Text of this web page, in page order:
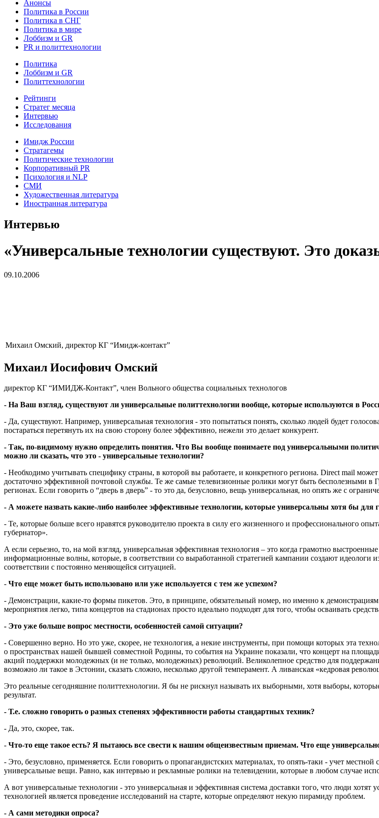
Анонсы
Политика в России
Политика в СНГ
Политика в мире
Лоббизм и GR
PR и политтехнологии
Политика
Лоббизм и GR
Политтехнологии
Рейтинги
Стратег месяца
Интервью
Исследования
Имидж России
Стратагемы
Политические технологии
Корпоративный PR
Психология и NLP
СМИ
Художественная литература
Иностранная литература
Интервью
«Универсальные технологии существуют. Это
09.10.2006
Михаил Омский, директор КГ “Имидж-контакт”
Михаил Иосифович Омский
директор КГ “ИМИДЖ-Контакт”, член Вольного общества социальных технологов
- На Ваш взгляд, существуют ли универсальные политтехнологии вообще, которые используются в
- Да, существуют. Например, универсальная технология - это попытаться понять, сколько людей будет
постараться перетянуть их на свою сторону более эффективно, нежели это делает конкурент.
- Так, по-видимому нужно определить понятия. Что Вы вообще понимаете под универсальными
можно ли сказать, что это - универсальные технологии?
- Необходимо учитывать специфику страны, в которой вы работаете, и конкретного региона. Direct mail
достаточно эффективной почтовой службы. Те же самые телевизионные ролики могут быть бесполезными в
регионах. Если говорить о “дверь в дверь” - то это да, безусловно, вещь универсальная, но опять же с
- А можете назвать какие-либо наиболее эффективные технологии, которые универсальны хотя бы для
- Те, которые больше всего нравятся руководителю проекта в силу его жизненного и профессионального
губернатор».
А если серьезно, то, на мой взгляд, универсальная эффективная технология – это когда грамотно
информационные волны, которые, в соответствии со выработанной стратегией кампании создают идеологи
соответствии с постоянно меняющейся ситуацией.
- Что еще может быть использовано или уже используется с тем же успехом?
- Демонстрации, какие-то формы пикетов. Это, в принципе, обязательный номер, но именно к
мероприятия легко, типа концертов на стадионах просто идеально подходят для того, чтобы осваивать
- Это уже больше вопрос местности, особенностей самой ситуации?
- Совершенно верно. Но это уже, скорее, не технология, а некие инструменты, при помощи которых эта
о пространствах нашей бывшей совместной Родины, то события на Украине показали, что концерт на
акций поддержки молодежных (и не только, молодежных) революций. Великолепное средство для
возможно ли такое в Эстонии, сказать сложно, несколько другой темперамент. А ливанская «кедровая
Это реальные сегодняшние политтехнологии. Я бы не рискнул называть их выборными, хотя выборы,
результат.
- Т.е. сложно говорить о разных степенях эффективности работы стандартных техник?
- Да, это, скорее, так.
- Что-то еще такое есть? Я пытаюсь все свести к нашим общеизвестным приемам. Что еще
- Это, безусловно, применяется. Если говорить о пропагандистских материалах, то опять-таки - учет
универсальные вещи. Равно, как интервью и рекламные ролики на телевидении, которые в любом случае
А вот универсальные технологии - это универсальная и эффективная система доставки того, что люди
технологией является проведение исследований на старте, которые определяют некую пирамиду проблем.
- А сами методики опроса?